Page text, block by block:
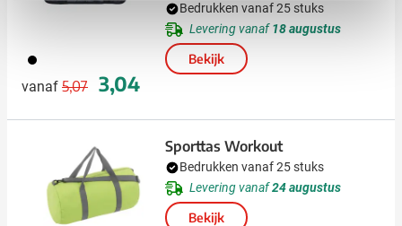
001
vanaf
Normale prijs
5,07
Speciale prijs
3,04
Bedrukken vanaf 25 stuks
Levering vanaf18 augustus
Bekijk
Sporttas Workout
Bedrukken vanaf 25 stuks
Levering vanaf24 augustus
Bekijk